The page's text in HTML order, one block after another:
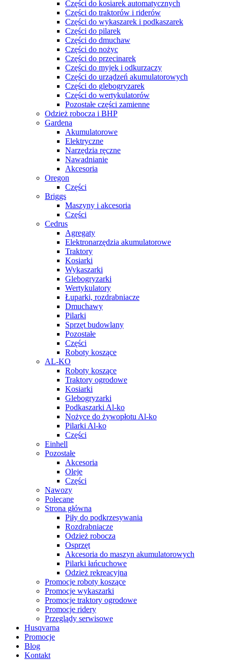
Części do kosiarek automatycznych
Części do traktorów i riderów
Części do wykaszarek i podkaszarek
Części do pilarek
Części do dmuchaw
Części do nożyc
Części do przecinarek
Części do myjek i odkurzaczy
Części do urządzeń akumulatorowych
Części do glebogryzarek
Części do wertykulatorów
Pozostałe części zamienne
Odzież robocza i BHP
Gardena
Akumulatorowe
Elektryczne
Narzędzia ręczne
Nawadnianie
Akcesoria
Oregon
Części
Briggs
Maszyny i akcesoria
Części
Cedrus
Agregaty
Elektronarzędzia akumulatorowe
Traktory
Kosiarki
Wykaszarki
Glebogryzarki
Wertykulatory
Łuparki, rozdrabniacze
Dmuchawy
Pilarki
Sprzęt budowlany
Pozostałe
Części
Roboty koszące
AL-KO
Roboty koszące
Traktory ogrodowe
Kosiarki
Glebogryzarki
Podkaszarki Al-ko
Nożyce do żywopłotu Al-ko
Pilarki Al-ko
Części
Einhell
Pozostałe
Akcesoria
Oleje
Części
Nawozy
Polecane
Strona główna
Piły do podkrzesywania
Rozdrabniacze
Odzież robocza
Osprzęt
Akcesoria do maszyn akumulatorowych
Pilarki łańcuchowe
Odzież rekreacyjna
Promocje roboty koszące
Promocje wykaszarki
Promocje traktory ogrodowe
Promocje ridery
Przeglądy serwisowe
Husqvarna
Promocje
Blog
Kontakt